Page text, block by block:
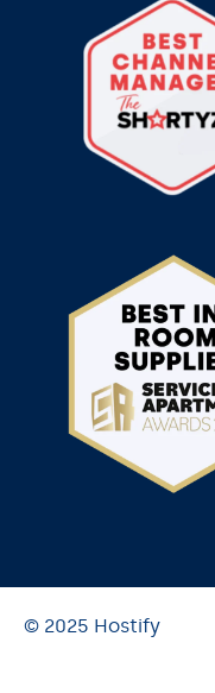
© 2025 Hostify